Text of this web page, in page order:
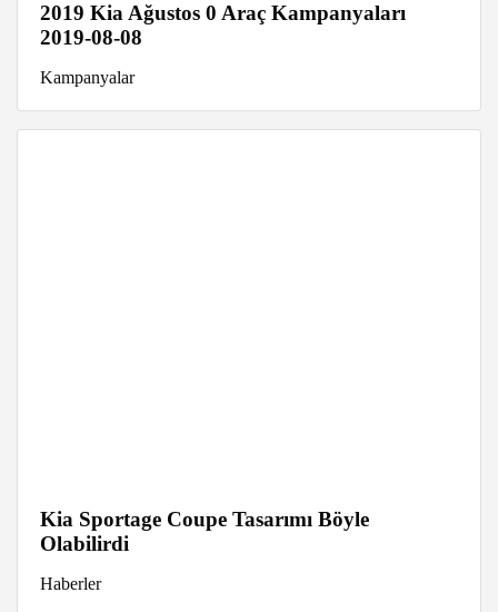
2019 Kia Ağustos 0 Araç Kampanyaları
2019-08-08
Kampanyalar
Kia Sportage Coupe Tasarımı Böyle
Olabilirdi
Haberler